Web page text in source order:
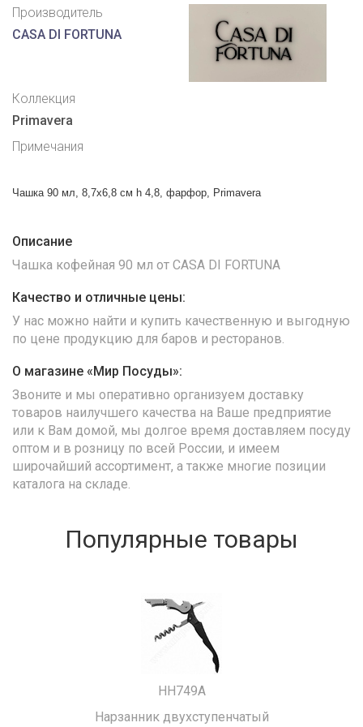
Производитель
CASA DI FORTUNA
Коллекция
Primavera
Примечания
Чашка 90 мл, 8,7x6,8 см h 4,8, фарфор, Primavera
Описание
Чашка кофейная 90 мл от CASA DI FORTUNA
Качество и отличные цены:
У нас можно найти и купить качественную и выгодную
по цене продукцию для баров и ресторанов.
О магазине «Мир Посуды»:
Звоните и мы оперативно организуем доставку
товаров наилучшего качества на Ваше предприятие
или к Вам домой, мы долгое время доставляем посуду
оптом и в розницу по всей России, и имеем
широчайший ассортимент, а также многие позиции
каталога на складе.
Популярные товары
HH749A
Нарзанник двухступенчатый